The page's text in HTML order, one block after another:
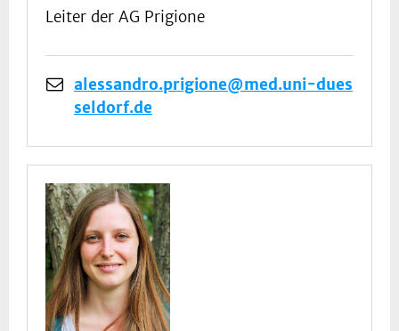
Leiter der AG Prigione
alessandro.prigione@med.uni-dues
seldorf.de